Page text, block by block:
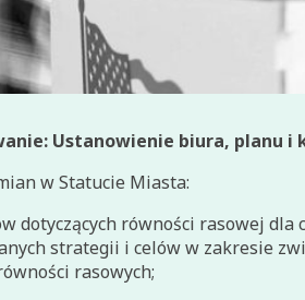
: Ustanowienie biura, planu i
w Statucie Miasta:
dotyczących równości rasowej dla
strategii i celów w zakresie
rasowych;